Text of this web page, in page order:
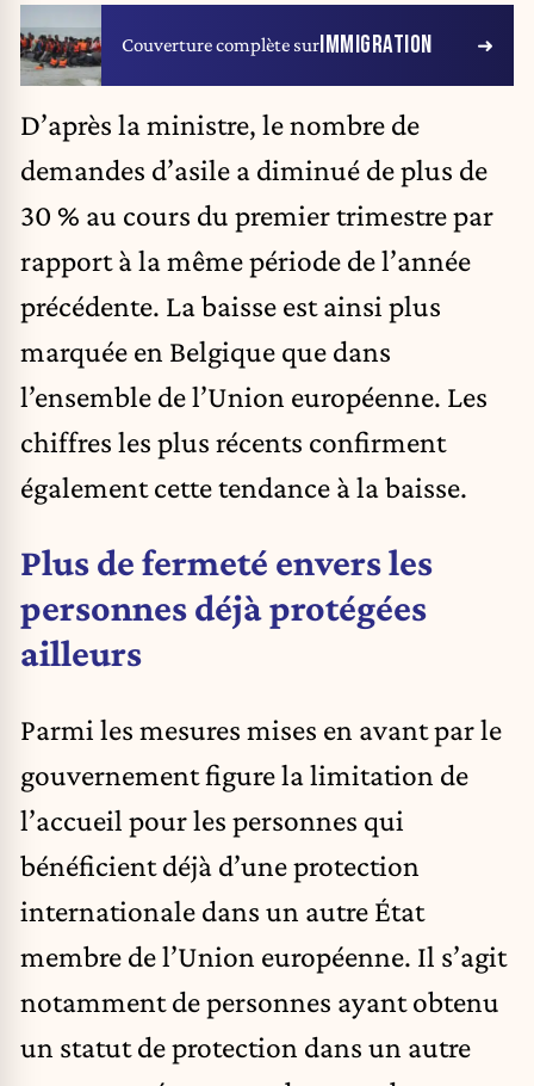
Couverture complète surIMMIGRATION
D’après la ministre, le nombre de
demandes d’asile a diminué de plus de
30 % au cours du premier trimestre par
rapport à la même période de l’année
précédente. La baisse est ainsi plus
marquée en Belgique que dans
l’ensemble de l’Union européenne. Les
chiffres les plus récents confirment
également cette tendance à la baisse.
Plus de fermeté envers les
personnes déjà protégées
ailleurs
Parmi les mesures mises en avant par le
gouvernement figure la limitation de
l’accueil pour les personnes qui
bénéficient déjà d’une protection
internationale dans un autre État
membre de l’Union européenne. Il s’agit
notamment de personnes ayant obtenu
un statut de protection dans un autre